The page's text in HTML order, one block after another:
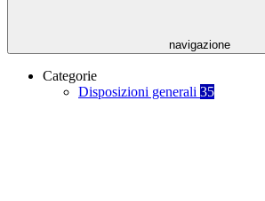
navigazione
Categorie
Disposizioni generali 35